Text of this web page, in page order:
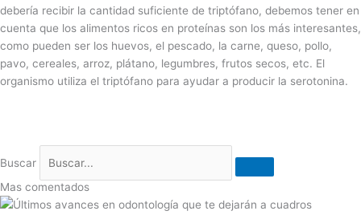
debería recibir la cantidad suficiente de triptófano, debemos tener en
cuenta que los alimentos ricos en proteínas son los más interesantes,
como pueden ser los huevos, el pescado, la carne, queso, pollo,
pavo, cereales, arroz, plátano, legumbres, frutos secos, etc. El
organismo utiliza el triptófano para ayudar a producir la serotonina.
Buscar
Mas comentados